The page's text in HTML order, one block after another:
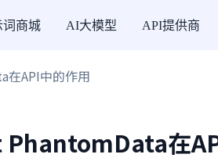
词商城 AI大模型 API提供商
在API中的作用
PhantomData在